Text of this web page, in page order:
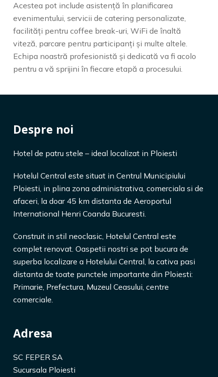
Acestea pot include asistență în planificarea
evenimentului, servicii de catering personalizate,
facilități pentru coffee break-uri, WiFi de înaltă
viteză, parcare pentru participanți și multe altele.
Echipa noastră profesionistă și dedicată va fi acolo
pentru a vă sprijini în fiecare etapă a procesului.
Despre noi
Hotel de patru stele – ideal localizat in Ploiesti
Hotelul Central este situat in Centrul Municipiului
Ploiesti, in plina zona administrativa, comerciala si de
afaceri, la doar 45 km distanta de Aeroportul
International Henri Coanda Bucuresti.
Construit in stil neoclasic, Hotelul Central este
complet renovat. Oaspetii nostri se pot bucura de
superba localizare a Hotelului Central, la cativa pasi
distanta de toate punctele importante din Ploiesti:
Primarie, Prefectura, Muzeul Ceasului, centre
comerciale.
Adresa
SC FEPER SA
Sucursala Ploiesti